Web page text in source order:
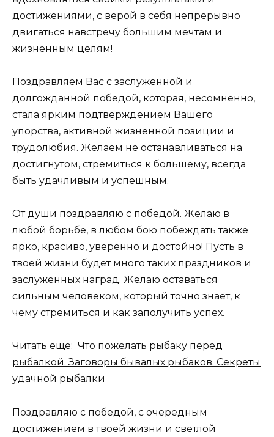
достижениями, с верой в себя непрерывно
двигаться навстречу большим мечтам и
жизненным целям!
Поздравляем Вас с заслуженной и
долгожданной победой, которая, несомненно,
стала ярким подтверждением Вашего
упорства, активной жизненной позиции и
трудолюбия. Желаем не останавливаться на
достигнутом, стремиться к большему, всегда
быть удачливым и успешным.
От души поздравляю с победой. Желаю в
любой борьбе, в любом бою побеждать также
ярко, красиво, уверенно и достойно! Пусть в
твоей жизни будет много таких праздников и
заслуженных наград. Желаю оставаться
сильным человеком, который точно знает, к
чему стремиться и как заполучить успех.
Читать еще: Что пожелать рыбаку перед
рыбалкой. Заговоры бывалых рыбаков. Секреты
удачной рыбалки
Поздравляю с победой, с очередным
достижением в твоей жизни и светлой